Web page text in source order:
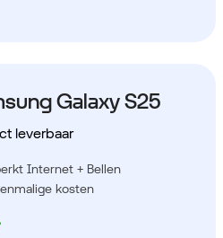
Galaxy S25
leverbaar
Internet + Bellen
kosten